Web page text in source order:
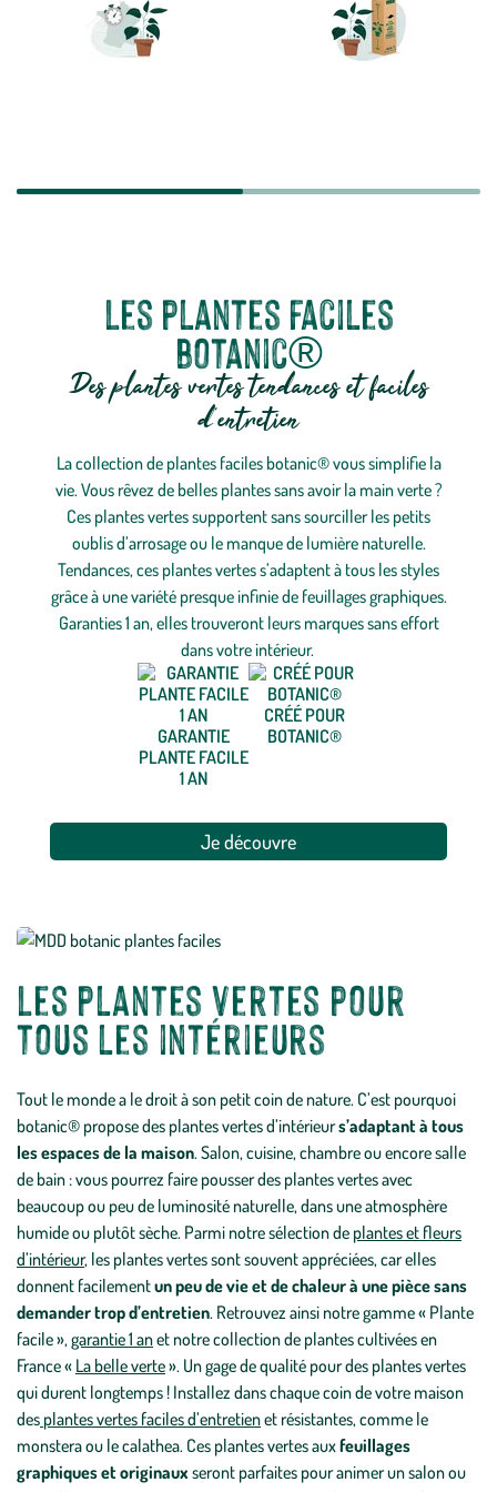
Les plantes faciles
botanic®
Des plantes vertes tendances et faciles
d’entretien
La collection de plantes faciles botanic® vous simplifie la
vie. Vous rêvez de belles plantes sans avoir la main verte ?
Ces plantes vertes supportent sans sourciller les petits
oublis d’arrosage ou le manque de lumière naturelle.
Tendances, ces plantes vertes s’adaptent à tous les styles
grâce à une variété presque infinie de feuillages graphiques.
Garanties 1 an, elles trouveront leurs marques sans effort
dans votre intérieur.
GARANTIE
PLANTE FACILE
1 AN
CRÉÉ POUR
BOTANIC®
Je découvre
Les plantes vertes pour
tous les intérieurs
Tout le monde a le droit à son petit coin de nature. C’est pourquoi
botanic® propose des plantes vertes d’intérieurs’adaptant à tous
les espaces de la maison. Salon, cuisine, chambre ou encore salle
de bain : vous pourrez faire pousser des plantes vertes avec
beaucoup ou peu de luminosité naturelle, dans une atmosphère
humide ou plutôt sèche. Parmi notre sélection de plantes et fleurs
d’intérieur, les plantes vertes sont souvent appréciées, car elles
donnent facilementun peu de vie et de chaleur à une pièce sans
demander trop d’entretien. Retrouvez ainsi notre gamme « Plante
facile »,garantie 1 anet notre collection de plantes cultivées en
France « La belle verte». Un gage de qualité pour des plantes vertes
qui durent longtemps ! Installez dans chaque coin de votre maison
des plantes vertes faciles d’entretienet résistantes, comme le
monstera ou le calathea. Ces plantes vertes auxfeuillages
graphiques et originaux seront parfaites pour animer un salon ou